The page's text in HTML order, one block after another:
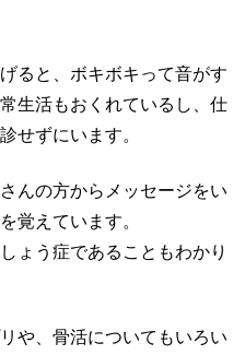
ると、ボキボキって音がす
生活もおくれているし、仕
せずにいます。
んの方からメッセージをい
覚えています。
ょう症であることもわかり
や、骨活についてもいろい